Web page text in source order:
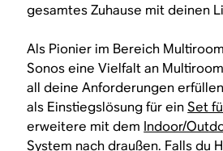
gesamtes Zuhause mit deinen
Als Pionier im Bereich
Sonos eine Vielfalt an
all deine Anforderungen
als Einstiegslösung für einSet
erweitere mit dem Indoor/
System nach draußen. Falls du